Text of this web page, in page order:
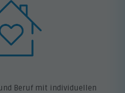
Beruf mit individuellen